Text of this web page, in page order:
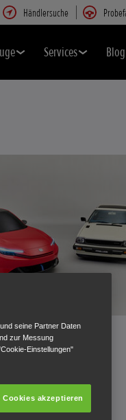
Händlersuche
Services Blog
seine Partner Daten
zur Messung
Einstellungen"
Cookies akzeptieren